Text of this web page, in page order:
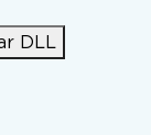
DLL